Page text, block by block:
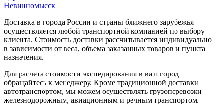
Невинномысск
Доставка в города России и страны ближнего зарубежья
осуществляется любой транспортной компанией по выбору
клиента. Стоимость доставки рассчитывается индивидуально
в зависимости от веса, объема заказанных товаров и пункта
назначения.
Для расчета стоимости экспедирования в ваш город
обращайтесь к менеджеру. Кроме традиционной доставки
автотранспортом, мы можем осуществлять грузоперевозки
железнодорожным, авиационным и речным транспортом.